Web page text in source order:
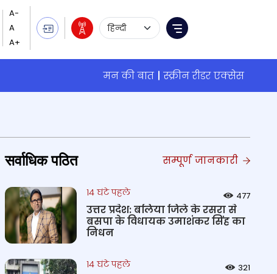
Language Selection
Menu
मन की बात
स्क्रीन रीडर एक्सेस
सर्वाधिक पठित सम्पूर्ण जानकारी
14 घंटे पहले 477
उत्तर प्रदेश: बलिया जिले के रसरा से
बसपा के विधायक उमाशंकर सिंह का
निधन
14 घंटे पहले 321